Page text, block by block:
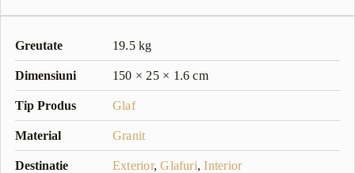
Greutate 19.5 kg
Dimensiuni 150 × 25 × 1.6 cm
Tip Produs Glaf
Material Granit
Destinatie Exterior,Glafuri,Interior